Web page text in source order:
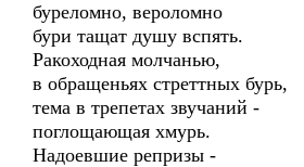
буреломно, вероломно
бури тащат душу вспять.
Ракоходная молчанью,
в обращеньях стреттных бурь,
тема в трепетах звучаний -
поглощающая хмурь.
Надоевшие репризы -